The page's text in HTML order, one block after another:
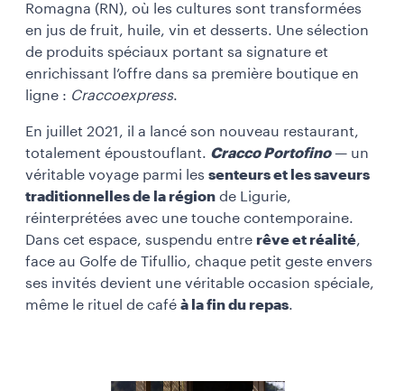
Romagna (RN), où les cultures sont transformées
en jus de fruit, huile, vin et desserts. Une sélection
de produits spéciaux portant sa signature et
enrichissant l’offre dans sa première boutique en
ligne : Craccoexpress.
En juillet 2021, il a lancé son nouveau restaurant,
totalement époustouflant. Cracco Portofino— un
véritable voyage parmi les senteurs et les saveurs
traditionnelles de la région de Ligurie,
réinterprétées avec une touche contemporaine.
Dans cet espace, suspendu entre rêve et réalité,
face au Golfe de Tifullio, chaque petit geste envers
ses invités devient une véritable occasion spéciale,
même le rituel de café à la fin du repas.